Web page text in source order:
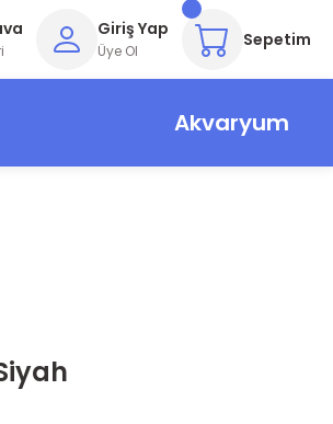
Giriş Yap
Üye Ol
Sepetim
Akvaryum